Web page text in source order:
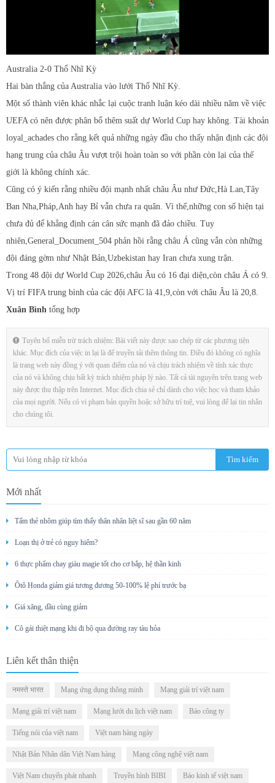
Australia 2-0 Thổ Nhĩ Kỳ
Hai bàn thắng của Australia vào lưới Thổ Nhĩ Kỳ.
Một số thành viên khác nhắc lại cuộc tranh luận kéo dài nhiều năm về việc
UEFA có nên được phân bổ thêm suất dự World Cup hay không. Tài khoản
loyal_achades cho rằng kết quả những ngày đầu cho thấy nhận định các đội
hạng trung của châu Âu vượt trội hoàn toàn so với phần còn lại của thế
giới là không chính xác.
Cũng có ý kiến rằng nhiều đội mạnh nhất châu Âu như Đức,Hà Lan,Tây
Ban Nha,Pháp,Anh hay Bỉ vẫn chưa ra quân. Vì thế,những con số hiện tại
chưa đủ để khẳng định cán cân sức mạnh đã đảo chiều. Tuy
nhiên,General_Document_504 phản hồi rằng châu Á cũng vẫn còn những
đội đáng gờm như Nhật Bản,Uzbekistan hay Iran chưa xung trận.
Trong 48 đội dự World Cup 2026,châu Âu có 16 đại diện,còn châu Á có 9.
Vị trí FIFA trung bình của các đội AFC là 41,9,còn với châu Âu là 20,8.
Xuân Bình tổng hợp
Tuyên bố miễn trừ trách nhiệm: Bài viết này được sao chép từ các phương tiện
khác. Mục đích của việc in lại là để truyền tải thêm thông tin. Điều đó không có nghĩa
là trang web này đồng ý với quan điểm của nó và chịu trách nhiệm về tính xác thực
của nó và không chịu bất kỳ trách nhiệm pháp lý nào. Tất cả tài nguyên trên trang web
này được thu thập trên Internet. Mục đích chia sẻ chỉ dành cho việc học và tham khảo
của mọi người. Nếu có vi phạm bản quyền hoặc sở hữu trí tuệ, vui lòng để lại tin nhắn
cho chúng tôi.
Mới nhất
Tấm thẻ nhôm giúp tìm thấy thân nhân liệt sĩ sau gần 60 năm
Loạn thị ở trẻ có nguy hiểm?
6 thực phẩm chay giàu magie tốt cho cơ bắp, hệ thần kinh
Ôtô Honda giảm giá tương đương 50-100% lệ phí trước bạ
Giá xăng, dầu cùng giảm
Cô gái thiệt mạng khi đi bộ qua đường ray tàu hỏa
Liên kết thân thiện
नमस्ते भारत Mạng ứng dụng thông minh Mạng giải trí việt nam
Mạng giải trí việt nam Mạng lưới du lịch việt nam Báo công ty
Tiếng nói của việt nam Việt nam hàng ngày
Nhật Bản Nhân dân Việt Nam hàng Mạng công nghệ việt nam
Việt Nam chuyển phát nhanh Truyền hình BIBI Báo kinh tế việt nam